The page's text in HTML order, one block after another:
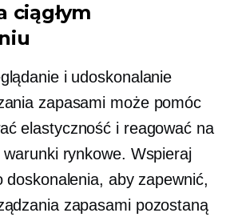
ciągłym
i udoskonalanie
zapasami może pomóc
elastyczność i reagować na
rynkowe. Wspieraj
doskonalenia, aby zapewnić,
zapasami pozostaną